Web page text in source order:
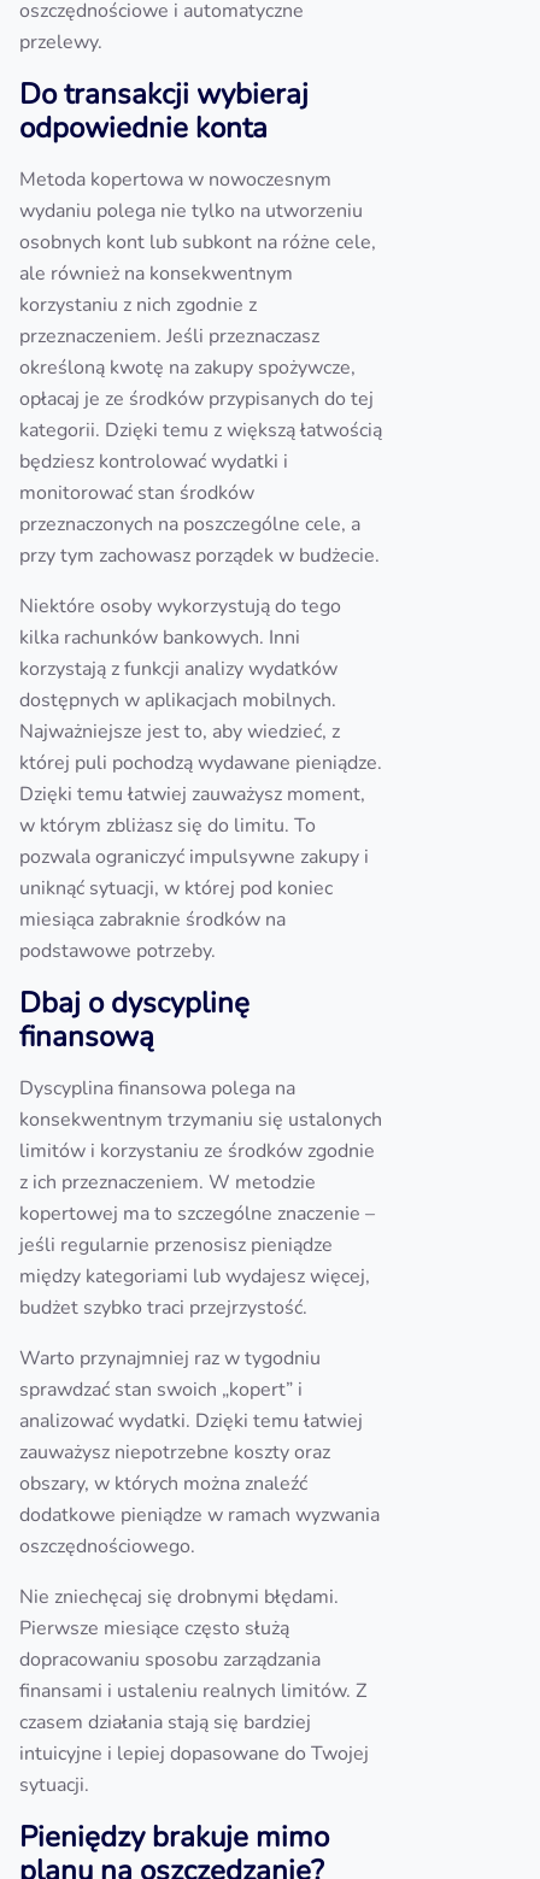
oszczędnościowe i automatyczne
przelewy.
Do transakcji wybieraj
odpowiednie konta
Metoda kopertowa w nowoczesnym
wydaniu polega nie tylko na utworzeniu
osobnych kont lub subkont na różne cele,
ale również na konsekwentnym
korzystaniu z nich zgodnie z
przeznaczeniem. Jeśli przeznaczasz
określoną kwotę na zakupy spożywcze,
opłacaj je ze środków przypisanych do tej
kategorii. Dzięki temu z większą łatwością
będziesz kontrolować wydatki i
monitorować stan środków
przeznaczonych na poszczególne cele, a
przy tym zachowasz porządek w budżecie.
Niektóre osoby wykorzystują do tego
kilka rachunków bankowych. Inni
korzystają z funkcji analizy wydatków
dostępnych w aplikacjach mobilnych.
Najważniejsze jest to, aby wiedzieć, z
której puli pochodzą wydawane pieniądze.
Dzięki temu łatwiej zauważysz moment,
w którym zbliżasz się do limitu. To
pozwala ograniczyć impulsywne zakupy i
uniknąć sytuacji, w której pod koniec
miesiąca zabraknie środków na
podstawowe potrzeby.
Dbaj o dyscyplinę
finansową
Dyscyplina finansowa polega na
konsekwentnym trzymaniu się ustalonych
limitów i korzystaniu ze środków zgodnie
z ich przeznaczeniem. W metodzie
kopertowej ma to szczególne znaczenie –
jeśli regularnie przenosisz pieniądze
między kategoriami lub wydajesz więcej,
budżet szybko traci przejrzystość.
Warto przynajmniej raz w tygodniu
sprawdzać stan swoich „kopert” i
analizować wydatki. Dzięki temu łatwiej
zauważysz niepotrzebne koszty oraz
obszary, w których można znaleźć
dodatkowe pieniądze w ramach wyzwania
oszczędnościowego.
Nie zniechęcaj się drobnymi błędami.
Pierwsze miesiące często służą
dopracowaniu sposobu zarządzania
finansami i ustaleniu realnych limitów. Z
czasem działania stają się bardziej
intuicyjne i lepiej dopasowane do Twojej
sytuacji.
Pieniędzy brakuje mimo
planu na oszczędzanie?